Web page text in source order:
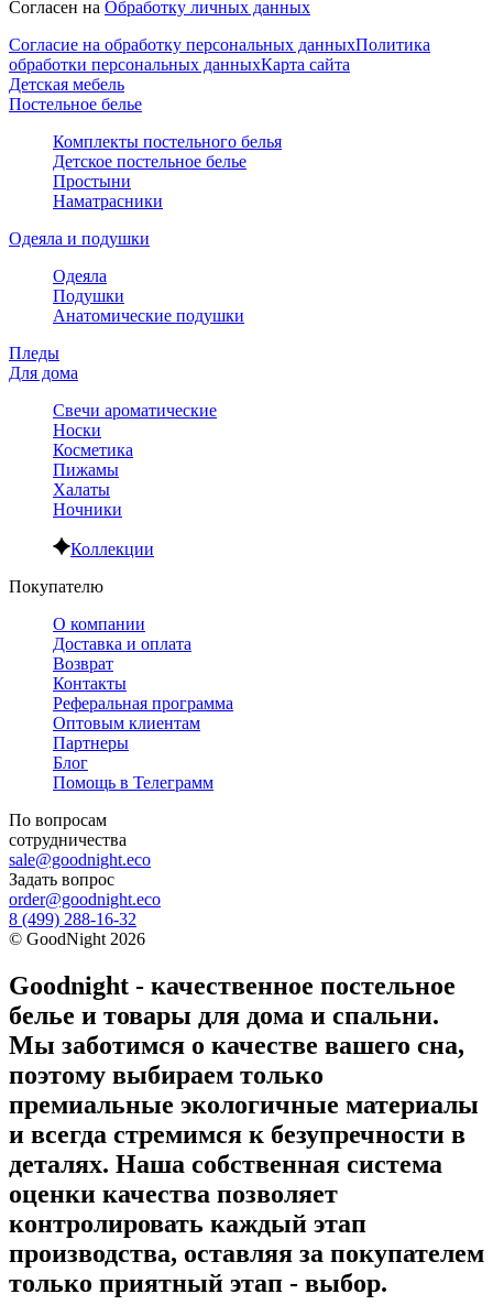
Согласен на Обработку личных данных
Согласие на обработку персональных данныхПолитика
обработки персональных данныхКарта сайта
Детская мебель
Постельное белье
Комплекты постельного белья
Детское постельное белье
Простыни
Наматрасники
Одеяла и подушки
Одеяла
Подушки
Анатомические подушки
Пледы
Для дома
Свечи ароматические
Носки
Косметика
Пижамы
Халаты
Ночники
Коллекции
Покупателю
О компании
Доставка и оплата
Возврат
Контакты
Реферальная программа
Оптовым клиентам
Партнеры
Блог
Помощь в Телеграмм
По вопросам
сотрудничества
sale@goodnight.eco
Задать вопрос
order@goodnight.eco
8 (499) 288-16-32
© GoodNight 2026
Goodnight - качественное постельное
белье и товары для дома и спальни.
Мы заботимся о качестве вашего сна,
поэтому выбираем только
премиальные экологичные материалы
и всегда стремимся к безупречности в
деталях. Наша собственная система
оценки качества позволяет
контролировать каждый этап
производства, оставляя за покупателем
только приятный этап - выбор.